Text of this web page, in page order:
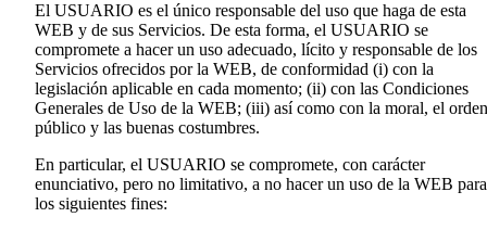
El USUARIO es el único responsable del uso que haga de esta
WEB y de sus Servicios. De esta forma, el USUARIO se
compromete a hacer un uso adecuado, lícito y responsable de los
Servicios ofrecidos por la WEB, de conformidad (i) con la
legislación aplicable en cada momento; (ii) con las Condiciones
Generales de Uso de la WEB; (iii) así como con la moral, el orden
público y las buenas costumbres.
En particular, el USUARIO se compromete, con carácter
enunciativo, pero no limitativo, a no hacer un uso de la WEB para
los siguientes fines: